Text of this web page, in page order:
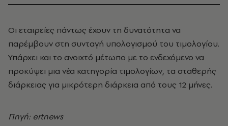
Οι εταιρείες πάντως έχουν τη δυνατότητα να
παρέμβουν στη συνταγή υπολογισμού του τιμολογίου.
Υπάρχει και το ανοιχτό μέτωπο με το ενδεχόμενο να
προκύψει μια νέα κατηγορία τιμολογίων, τα σταθερής
διάρκειας για μικρότερη διάρκεια από τους 12 μήνες.
Πηγή: ertnews